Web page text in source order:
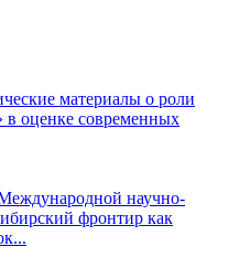
материалы о роли
в оценке современных
научно-
фронтир как